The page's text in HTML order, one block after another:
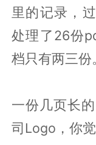
里的记录，
处理了26份
档只有两三份
一份几页长
司Logo，你